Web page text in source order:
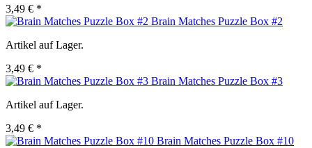
3,49 € *
Brain Matches Puzzle Box #2
Artikel auf Lager.
3,49 € *
Brain Matches Puzzle Box #3
Artikel auf Lager.
3,49 € *
Brain Matches Puzzle Box #10